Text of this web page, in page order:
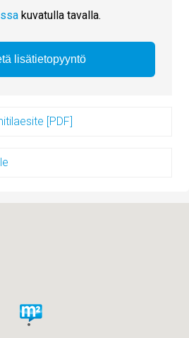
kuvatulla tavalla.
[PDF]